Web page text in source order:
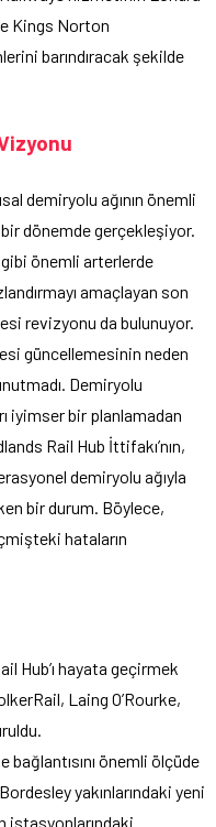
Kings Norton
barındıracak şekilde
demiryolu ağının önemli
dönemde gerçekleşiyor.
önemli arterlerde
amaçlayan son
revizyonu da bulunuyor.
güncellemesinin neden
Demiryolu
iyimser bir planlamadan
Rail Hub İttifakı’nın,
demiryolu ağıyla
bir durum. Böylece,
hataların
Hub’ı hayata geçirmek
Laing O’Rourke,
önemli ölçüde
yakınlarındaki yeni
istasyonlarındaki